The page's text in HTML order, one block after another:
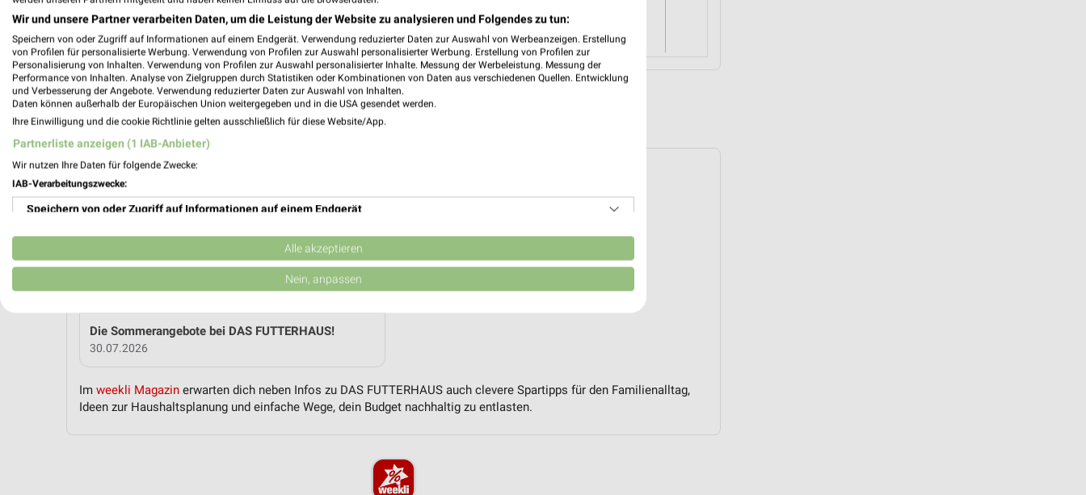
DAS FUTTERHAUS - Sommer Knaller
MEHR PROSPEKTE
weekli Magazin
Die Sommerangebote bei DAS FUTTERHAUS!
30.07.2026
Im weekli Magazin erwarten dich neben Infos zu DAS FUTTERHAUS auch clevere Spartipps für den Familienalltag,
Ideen zur Haushaltsplanung und einfache Wege, dein Budget nachhaltig zu entlasten.
Wir und unsere Partner verarbeiten Daten, um die Leistung der Website zu analysieren und Folgendes zu tun:
Speichern von oder Zugriff auf Informationen auf einem Endgerät. Verwendung reduzierter Daten zur Auswahl von Werbeanzeigen. Erstellung
von Profilen für personalisierte Werbung. Verwendung von Profilen zur Auswahl personalisierter Werbung. Erstellung von Profilen zur
Personalisierung von Inhalten. Verwendung von Profilen zur Auswahl personalisierter Inhalte. Messung der Werbeleistung. Messung der
Performance von Inhalten. Analyse von Zielgruppen durch Statistiken oder Kombinationen von Daten aus verschiedenen Quellen. Entwicklung
und Verbesserung der Angebote. Verwendung reduzierter Daten zur Auswahl von Inhalten.
Daten können außerhalb der Europäischen Union weitergegeben und in die USA gesendet werden.
Ihre Einwilligung und die cookie Richtlinie gelten ausschließlich für diese Website/App.
Partnerliste anzeigen (1 IAB-Anbieter)
Wir nutzen Ihre Daten für folgende Zwecke:
IAB-Verarbeitungszwecke:
Speichern von oder Zugriff auf Informationen auf einem Endgerät
Verwendung reduzierter Daten zur Auswahl von Werbeanzeigen
Erstellung von Profilen für personalisierte Werbung
Erstellung von Profilen zur Personalisierung von Inhalten
Messung der Werbeleistung
Analyse von Zielgruppen durch Statistiken oder Kombinationen von Daten aus verschiedenen
Alle akzeptieren
Nein, anpassen